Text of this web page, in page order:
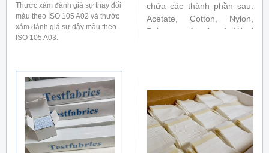
Thước xám đánh giá sự thay đổi
màu theo ISO 105 A02 và thước
xám đánh giá sự dây màu theo
ISO 105 A03.
chứa các thành phần sau:
Acetate, Cotton, Nylon,
Polyester, Acrylic và Wool